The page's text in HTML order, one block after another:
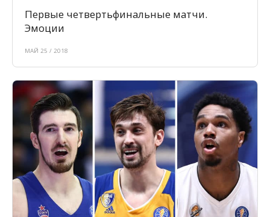
Первые четвертьфинальные матчи.
Эмоции
МАЙ 25 / 2018